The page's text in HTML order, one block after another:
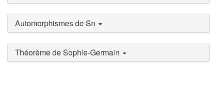
Automorphismes de Sn
Théorème de Sophie-Germain